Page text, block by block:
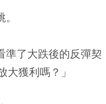
準了大跌後的反彈契
大獲利嗎？」